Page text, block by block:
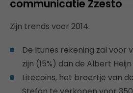
communicatie Zzesto
Zijn trends voor 2014:
De Itunes rekening zal voor
zijn (15%) dan de Albert
Litecoins, het broertje van